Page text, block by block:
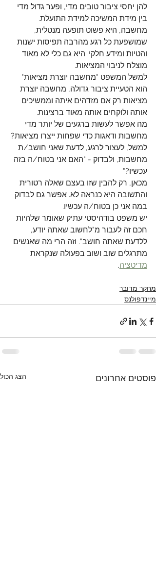
להן יחסי ציבור טובים מדי, ופער גדול מדי
בין מידת המשיכה למידת התועלת.
מחשבה, היא פשוט תופעה מנטלית,
שמושפעת כל רגע מהרבה תפיסות ישנות
והטיות ומידע חלקי. היא גם כלי לא מאוד
מוצלח לניבוי המציאות.
למשל המשפט "מחשבה יוצרת מציאות"
הוא הטעיית ציבור גדולה, מחשבה יוצרת
מציאות רק אם מזדהים איתה וממשיכים
אותה ולוקחים אותה מאוד ברצינות.
מה אפשר לעשות ברגעים של יותר מדי
מחשבות ודאגות כדי שפחות ייצרו מציאות?
למשל, לעצור לרגע, לדעת שאני חושב/ת
מחשבות, ולבדוק - "האם אני בטוח/ה בזה
עכשיו?"
מכאן, רק להבין שזו בעצם שאלה רטורית
והתשובה היא כנראה לא. אפשר גם לבדוק
במה אני כן בטוח/ה עכשיו.
יש משפט בודהיסטי עתיק שאומר שלהיות
חכם זה לעבור מ"לחשוב שאתה יודע,
ללדעת שאתה חושב". וזה הרי מה שאנשים
מתרגלים שוב ושוב בפעולה שנקראת
מדיטציה.
מחקר מדובר
מיינדפולנס
פוסטים אחרונים הצג הכול